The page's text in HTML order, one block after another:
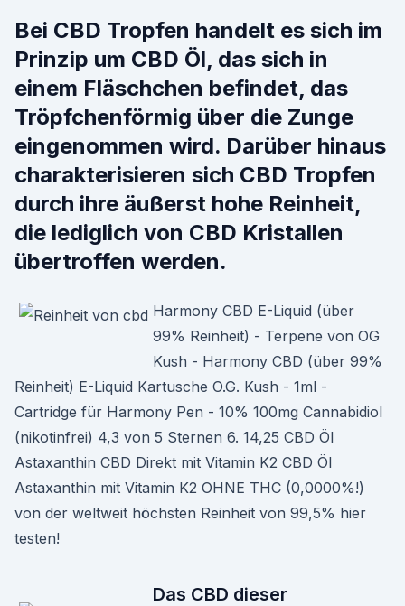
Bei CBD Tropfen handelt es sich im
Prinzip um CBD Öl, das sich in
einem Fläschchen befindet, das
Tröpfchenförmig über die Zunge
eingenommen wird. Darüber hinaus
charakterisieren sich CBD Tropfen
durch ihre äußerst hohe Reinheit,
die lediglich von CBD Kristallen
übertroffen werden.
Harmony CBD E-Liquid (über
99% Reinheit) - Terpene von OG
Kush - Harmony CBD (über 99%
Reinheit) E-Liquid Kartusche O.G. Kush - 1ml -
Cartridge für Harmony Pen - 10% 100mg Cannabidiol
(nikotinfrei) 4,3 von 5 Sternen 6. 14,25 CBD Öl
Astaxanthin CBD Direkt mit Vitamin K2 CBD Öl
Astaxanthin mit Vitamin K2 OHNE THC (0,0000%!)
von der weltweit höchsten Reinheit von 99,5% hier
testen!
Das CBD dieser